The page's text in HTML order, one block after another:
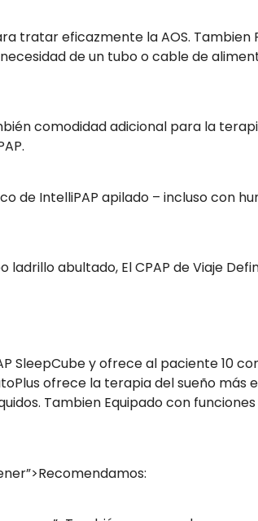
tratar eficazmente la AOS. Tambien
de un tubo o cable de
comodidad adicional para la
de IntelliPAP apilado – incluso con
abultado, El CPAP de Viaje
SleepCube y ofrece al paciente 10
ofrece la terapia del sueño más
Tambien Equipado con